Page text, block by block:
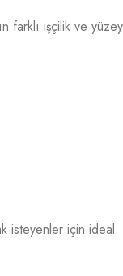
farklı işçilik ve yüzey
isteyenler için ideal.